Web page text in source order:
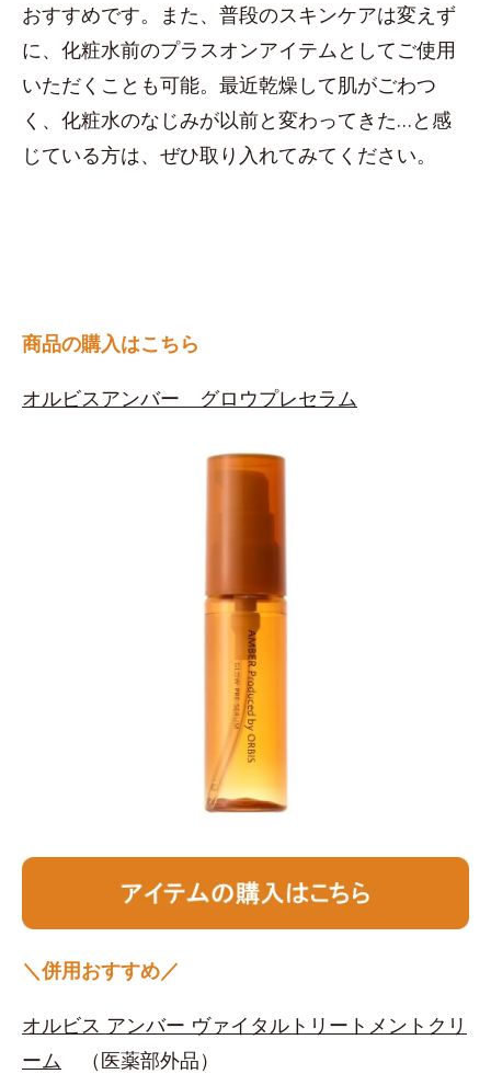
おすすめです。また、普段のスキンケアは変えず
に、化粧水前のプラスオンアイテムとしてご使用
いただくことも可能。最近乾燥して肌がごわつ
く、化粧水のなじみが以前と変わってきた…と感
じている方は、ぜひ取り入れてみてください。
商品の購入はこちら
オルビスアンバー グロウプレセラム
＼併用おすすめ／
オルビス アンバー ヴァイタルトリートメントクリ
ーム （医薬部外品）